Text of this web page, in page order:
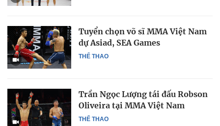
THỂ THAO
Tuyển chọn võ sĩ MMA Việt Nam
dự Asiad, SEA Games
THỂ THAO
Trần Ngọc Lượng tái đấu Robson
Oliveira tại MMA Việt Nam